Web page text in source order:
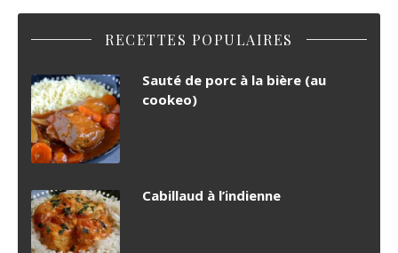
RECETTES POPULAIRES
Sauté de porc à la bière (au
cookeo)
Cabillaud à l’indienne